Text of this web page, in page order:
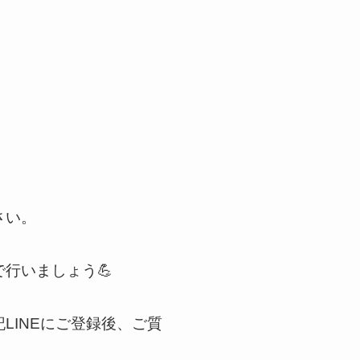
。
いましょう💪
にご登録後、ご質